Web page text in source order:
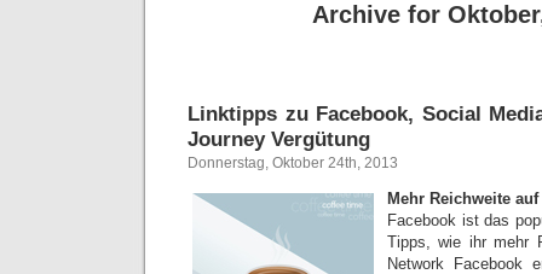
Archive for
Linktipps zu Facebook, Social
Journey Vergütung
Donnerstag, Oktober 24th, 2013
Mehr Reichweite
Facebook ist das
Tipps, wie ihr mehr
Network Facebook